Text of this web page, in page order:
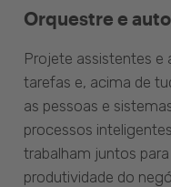
Orquestre e
Projete assistentes
tarefas e, acima de
as pessoas e
processos
trabalham juntos
produtividade do